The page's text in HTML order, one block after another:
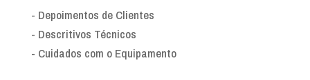
- Depoimentos de Clientes
- Descritivos Técnicos
- Cuidados com o Equipamento